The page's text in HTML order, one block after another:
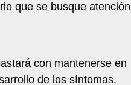
que se busque atención
con mantenerse en
de los síntomas.